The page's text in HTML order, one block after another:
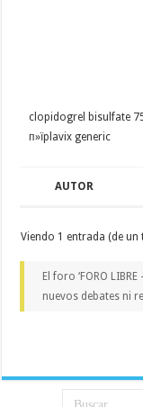
clopidogrel bisulfate
п»їplavix generic
AUTOR
Viendo 1 entrada (de un
El foro ‘FORO
nuevos debates ni